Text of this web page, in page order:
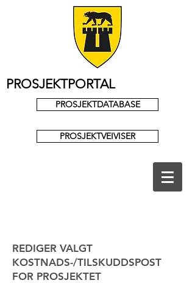
PROSJEKTPORTAL
PROSJEKTDATABASE
PROSJEKTVEIVISER
REDIGER VALGT
KOSTNADS-/TILSKUDDSPOST
FOR PROSJEKTET